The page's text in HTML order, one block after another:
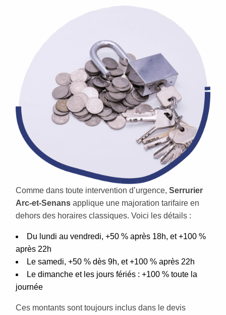
Comme dans toute intervention d’urgence, Serrurier
Arc-et-Senans applique une majoration tarifaire en
dehors des horaires classiques. Voici les détails :
Du lundi au vendredi, +50 % après 18h, et +100 %
après 22h
Le samedi, +50 % dès 9h, et +100 % après 22h
Le dimanche et les jours fériés : +100 % toute la
journée
Ces montants sont toujours inclus dans le devis